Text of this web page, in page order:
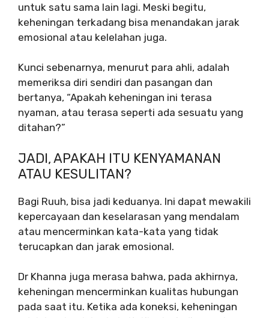
untuk satu sama lain lagi. Meski begitu,
keheningan terkadang bisa menandakan jarak
emosional atau kelelahan juga.
Kunci sebenarnya, menurut para ahli, adalah
memeriksa diri sendiri dan pasangan dan
bertanya, “Apakah keheningan ini terasa
nyaman, atau terasa seperti ada sesuatu yang
ditahan?”
JADI, APAKAH ITU KENYAMANAN
ATAU KESULITAN?
Bagi Ruuh, bisa jadi keduanya. Ini dapat mewakili
kepercayaan dan keselarasan yang mendalam
atau mencerminkan kata-kata yang tidak
terucapkan dan jarak emosional.
Dr Khanna juga merasa bahwa, pada akhirnya,
keheningan mencerminkan kualitas hubungan
pada saat itu. Ketika ada koneksi, keheningan